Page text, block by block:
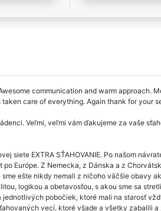
communication and warm approach.
care of everything. Again thank for your
Veľmi, veľmi vám ďakujeme za vaše
siete EXTRA SŤAHOVANIE. Po našom
Európe. Z Nemecka, z Dánska a z
ešte nikdy nemali z ničoho väčšie obavy
logikou a obetavosťou, s akou sme sa
pobočiek, ktoré mali na starosť
vecí, ktoré všade a všetky zabalili